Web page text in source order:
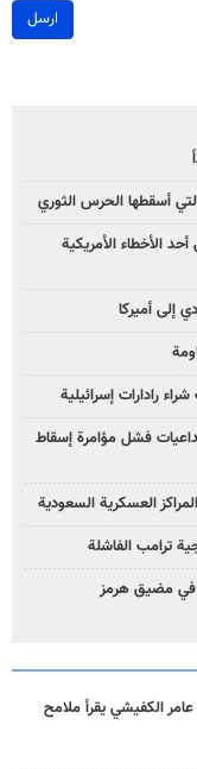
ارسل
أسقطها الحرس الثوري
الأخطاء الأمريكية
إلى أميركا
رادارات إسرائيلية
فشل مؤامرة إسقاط
العسكرية السعودية
ترامب الفاشلة
مضيق هرمز
الكفيشي يقرأ ملامح